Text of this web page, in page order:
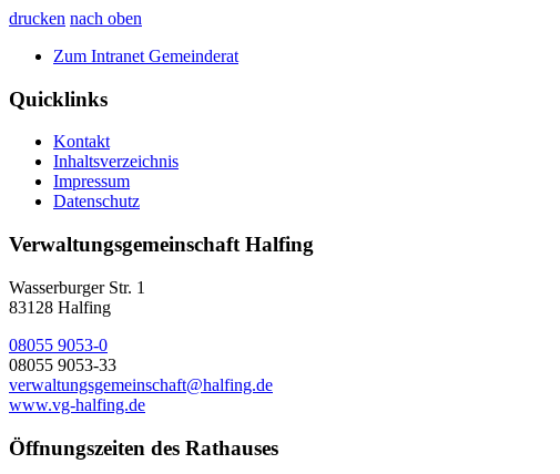
drucken nach oben
Zum Intranet Gemeinderat
Quicklinks
Kontakt
Inhaltsverzeichnis
Impressum
Datenschutz
Verwaltungsgemeinschaft Halfing
Wasserburger Str. 1
83128 Halfing
08055 9053-0
08055 9053-33
verwaltungsgemeinschaft@halfing.de
www.vg-halfing.de
Öffnungszeiten des Rathauses